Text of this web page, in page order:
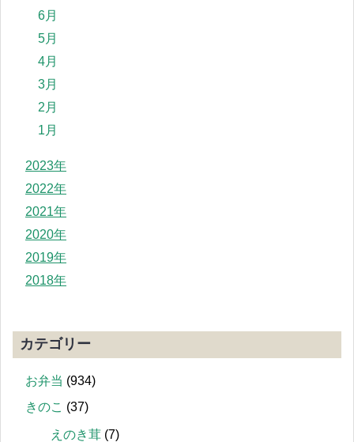
6月
5月
4月
3月
2月
1月
2023年
2022年
2021年
2020年
2019年
2018年
カテゴリー
お弁当 (934)
きのこ (37)
えのき茸 (7)